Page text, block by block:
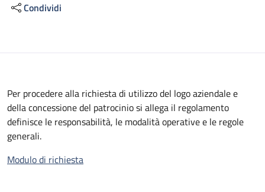
Condividi
Per procedere alla richiesta di utilizzo del logo aziendale e
della concessione del patrocinio si allega il regolamento
definisce le responsabilità, le modalità operative e le regole
generali.
Modulo di richiesta